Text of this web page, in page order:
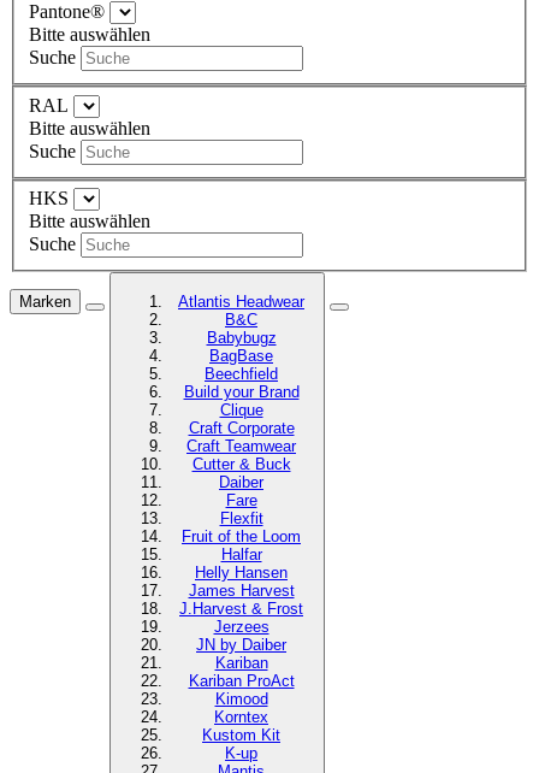
Pantone®
Bitte auswählen
Suche
RAL
Bitte auswählen
Suche
HKS
Bitte auswählen
Suche
Marken
Atlantis Headwear
B&C
Babybugz
BagBase
Beechfield
Build your Brand
Clique
Craft Corporate
Craft Teamwear
Cutter & Buck
Daiber
Fare
Flexfit
Fruit of the Loom
Halfar
Helly Hansen
James Harvest
J.Harvest & Frost
Jerzees
JN by Daiber
Kariban
Kariban ProAct
Kimood
Korntex
Kustom Kit
K-up